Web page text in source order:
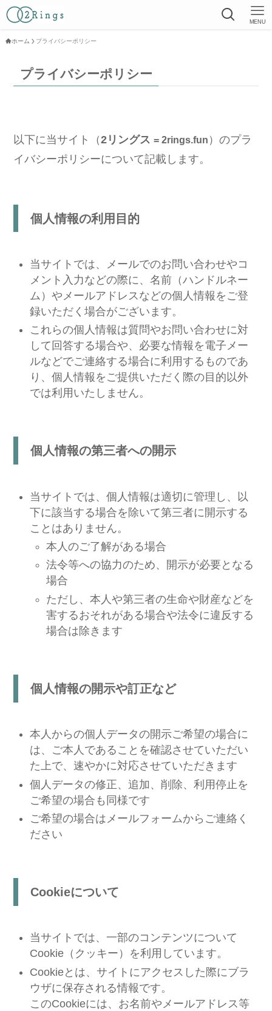
MENU
ホーム プライバシーポリシー
プライバシーポリシー
以下に当サイト（2リングス= 2rings.fun ）のプラ
イバシーポリシーについて記載します。
個人情報の利用目的
当サイトでは、メールでのお問い合わせやコ
メント入力などの際に、名前（ハンドルネー
ム）やメールアドレスなどの個人情報をご登
録いただく場合がございます。
これらの個人情報は質問やお問い合わせに対
して回答する場合や、必要な情報を電子メー
ルなどでご連絡する場合に利用するものであ
り、個人情報をご提供いただく際の目的以外
では利用いたしません。
個人情報の第三者への開示
当サイトでは、個人情報は適切に管理し、以
下に該当する場合を除いて第三者に開示する
ことはありません。
本人のご了解がある場合
法令等への協力のため、開示が必要となる
場合
ただし、本人や第三者の生命や財産などを
害するおそれがある場合や法令に違反する
場合は除きます
個人情報の開示や訂正など
本人からの個人データの開示ご希望の場合に
は、ご本人であることを確認させていただい
た上で、速やかに対応させていただきます
個人データの修正、追加、削除、利用停止を
ご希望の場合も同様です
ご希望の場合はメールフォームからご連絡く
ださい
Cookieについて
当サイトでは、一部のコンテンツについて
Cookie（クッキー）を利用しています。
Cookieとは、サイトにアクセスした際にブラ
ウザに保存される情報です。
このCookieには、お名前やメールアドレス等